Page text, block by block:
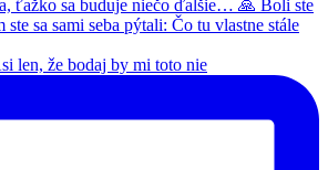
len, že bodaj by mi toto nie